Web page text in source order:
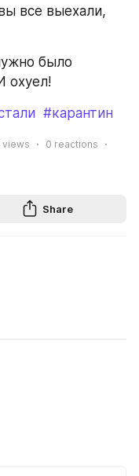
все выехали,
было
охуел!
#карантин
views 0 reactions
Share